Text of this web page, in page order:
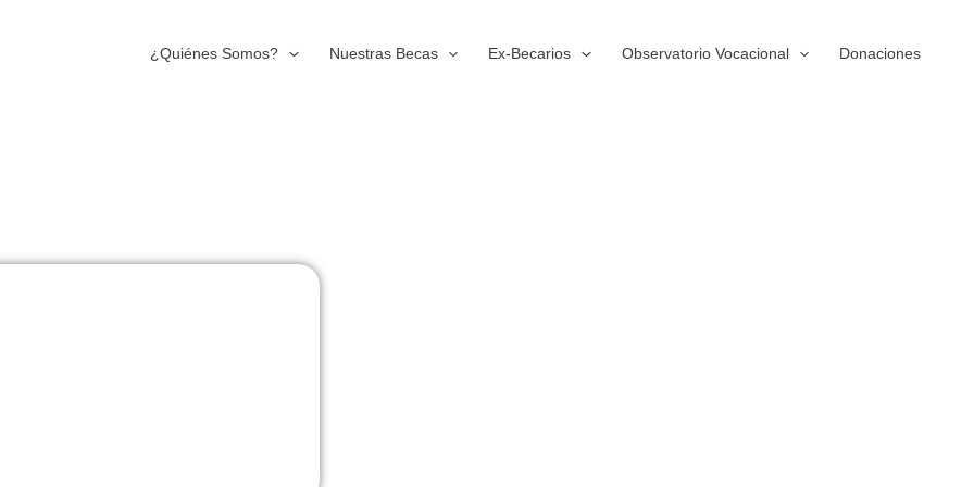
¿Quiénes Somos? Nuestras Becas Ex-Becarios Observatorio Vocacional Donaciones